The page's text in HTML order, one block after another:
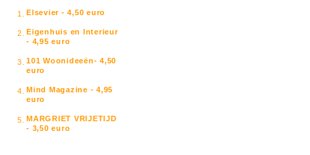
1. Elsevier - 4,50 euro
2. Eigenhuis en Interieur
- 4,95 euro
3. 101 Woonideeën- 4,50
euro
4. Mind Magazine - 4,95
euro
5. MARGRIET VRIJETIJD
- 3,50 euro